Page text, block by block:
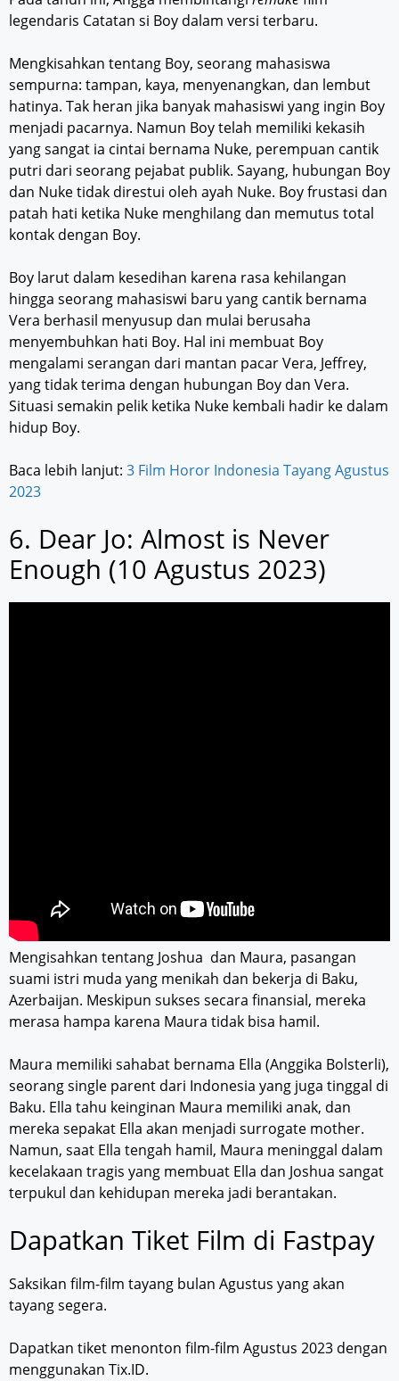
legendaris Catatan si Boy dalam versi terbaru.
Mengkisahkan tentang Boy, seorang mahasiswa
sempurna: tampan, kaya, menyenangkan, dan lembut
hatinya. Tak heran jika banyak mahasiswi yang ingin Boy
menjadi pacarnya. Namun Boy telah memiliki kekasih
yang sangat ia cintai bernama Nuke, perempuan cantik
putri dari seorang pejabat publik. Sayang, hubungan Boy
dan Nuke tidak direstui oleh ayah Nuke. Boy frustasi dan
patah hati ketika Nuke menghilang dan memutus total
kontak dengan Boy.
Boy larut dalam kesedihan karena rasa kehilangan
hingga seorang mahasiswi baru yang cantik bernama
Vera berhasil menyusup dan mulai berusaha
menyembuhkan hati Boy. Hal ini membuat Boy
mengalami serangan dari mantan pacar Vera, Jeffrey,
yang tidak terima dengan hubungan Boy dan Vera.
Situasi semakin pelik ketika Nuke kembali hadir ke dalam
hidup Boy.
Baca lebih lanjut: 3 Film Horor Indonesia Tayang Agustus
2023
6. Dear Jo: Almost is Never
Enough (10 Agustus 2023)
Mengisahkan tentang Joshua dan Maura, pasangan
suami istri muda yang menikah dan bekerja di Baku,
Azerbaijan. Meskipun sukses secara finansial, mereka
merasa hampa karena Maura tidak bisa hamil.
Maura memiliki sahabat bernama Ella (Anggika Bolsterli),
seorang single parent dari Indonesia yang juga tinggal di
Baku. Ella tahu keinginan Maura memiliki anak, dan
mereka sepakat Ella akan menjadi surrogate mother.
Namun, saat Ella tengah hamil, Maura meninggal dalam
kecelakaan tragis yang membuat Ella dan Joshua sangat
terpukul dan kehidupan mereka jadi berantakan.
Dapatkan Tiket Film di Fastpay
Saksikan film-film tayang bulan Agustus yang akan
tayang segera.
Dapatkan tiket menonton film-film Agustus 2023 dengan
menggunakan Tix.ID.